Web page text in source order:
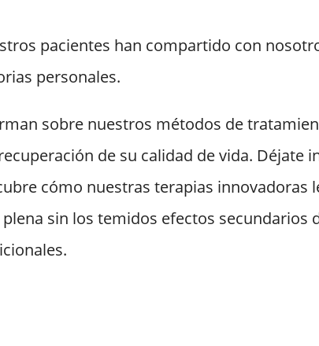
pacientes han compartido con
personales.
sobre nuestros métodos de
de su calidad de vida. Déjate
cómo nuestras terapias innovadoras
sin los temidos efectos secundarios